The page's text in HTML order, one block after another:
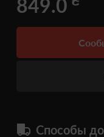
849.0
Способы